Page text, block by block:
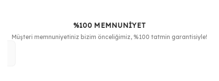
%100 MEMNUNİYET
Müşteri memnuniyetiniz bizim önceliğimiz, %100 tatmin garantisiyle!